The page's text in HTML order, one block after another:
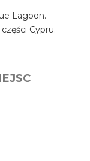
Lagoon.
Cypru.